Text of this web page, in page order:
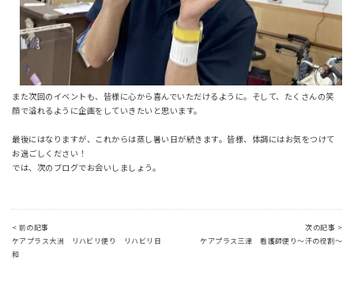
また次回のイベントも、皆様に心から喜んでいただけるように。そして、たくさんの笑
顔で溢れるように企画をしていきたいと思います。
最後にはなりますが、これからは蒸し暑い日が続きます。皆様、体調にはお気をつけて
お過ごしください！
では、次のブログでお会いしましょう。
< 前の記事
ケアプラス大洲 リハビリ便り リハビリ日
和
次の記事 >
ケアプラス三津 看護師便り～汗の役割～